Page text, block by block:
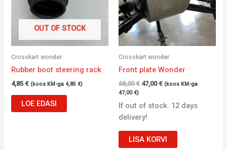
OUT OF STOCK
Crosskart wonder
Rubber boot steering rack
4,85€ (koos KM-ga4,85 €)
LOE EDASI
Crosskart wonder
Front plate Wonder
68,00€ 47,00€ (koos KM-ga
47,00 €)
If out of stock. 12 days
delivery!
LISA KORVI